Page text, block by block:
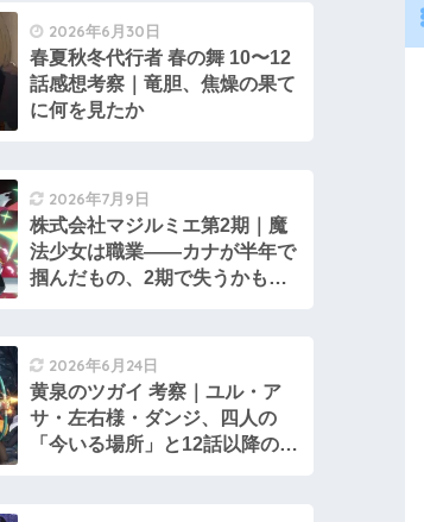
2026年6月30日
春夏秋冬代行者 春の舞 10〜12
話感想考察｜竜胆、焦燥の果て
に何を見たか
2026年7月9日
株式会社マジルミエ第2期｜魔
法少女は職業――カナが半年で
掴んだもの、2期で失うかもし
2026年6月24日
黄泉のツガイ 考察｜ユル・ア
サ・左右様・ダンジ、四人の
「今いる場所」と12話以降の選